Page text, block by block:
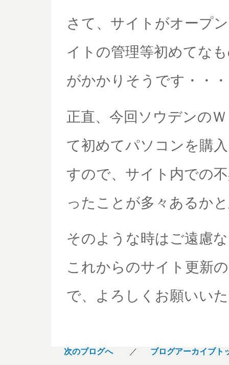
さて、サイトがオープ
イトの管理等初めてな
がかかりそうです・・
正直、今回ソウデンの
て初めてパソコンを購
すので、サイト内での
ったことが多々あるか
そのような時はご遠慮
これからのサイト更新
で、よろしくお願いい
次のブログへ／ ブログアーカイブト